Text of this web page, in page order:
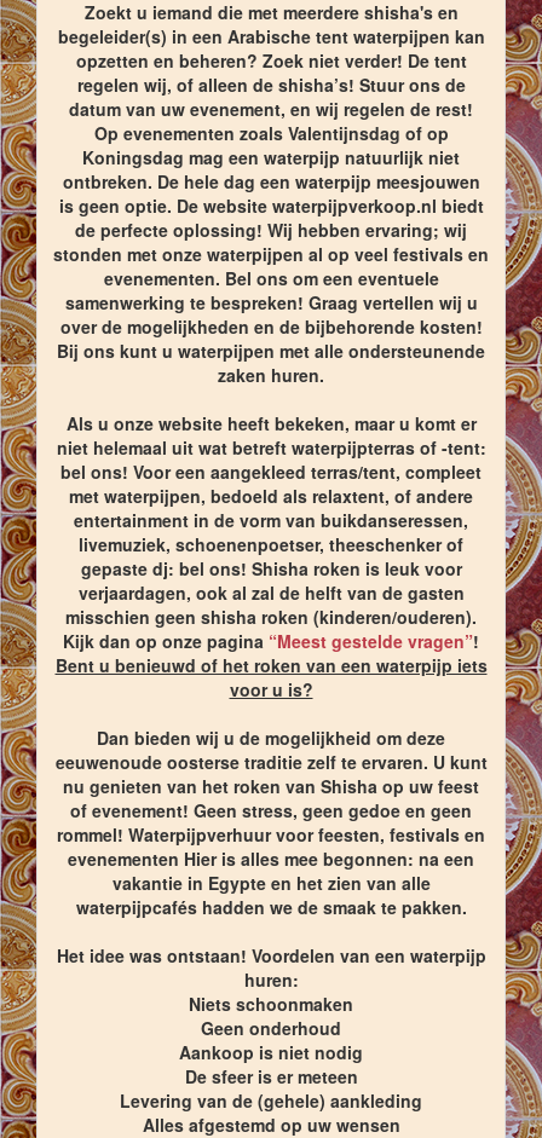
Zoekt u iemand die met meerdere shisha's en
begeleider(s) in een Arabische tent waterpijpen kan
opzetten en beheren? Zoek niet verder! De tent
regelen wij, of alleen de shisha’s! Stuur ons de
datum van uw evenement, en wij regelen de rest!
Op evenementen zoals Valentijnsdag of op
Koningsdag mag een waterpijp natuurlijk niet
ontbreken. De hele dag een waterpijp meesjouwen
is geen optie. De website waterpijpverkoop.nl biedt
de perfecte oplossing! Wij hebben ervaring; wij
stonden met onze waterpijpen al op veel festivals en
evenementen. Bel ons om een eventuele
samenwerking te bespreken! Graag vertellen wij u
over de mogelijkheden en de bijbehorende kosten!
Bij ons kunt u waterpijpen met alle ondersteunende
zaken huren.
Als u onze website heeft bekeken, maar u komt er
niet helemaal uit wat betreft waterpijpterras of -tent:
bel ons! Voor een aangekleed terras/tent, compleet
met waterpijpen, bedoeld als relaxtent, of andere
entertainment in de vorm van buikdanseressen,
livemuziek, schoenenpoetser, theeschenker of
gepaste dj: bel ons! Shisha roken is leuk voor
verjaardagen, ook al zal de helft van de gasten
misschien geen shisha roken (kinderen/ouderen).
Kijk dan op onze pagina “Meest gestelde vragen”!
Bent u benieuwd of het roken van een waterpijp iets
voor u is?
Dan bieden wij u de mogelijkheid om deze
eeuwenoude oosterse traditie zelf te ervaren. U kunt
nu genieten van het roken van Shisha op uw feest
of evenement! Geen stress, geen gedoe en geen
rommel! Waterpijpverhuur voor feesten, festivals en
evenementen Hier is alles mee begonnen: na een
vakantie in Egypte en het zien van alle
waterpijpcafés hadden we de smaak te pakken.
Het idee was ontstaan! Voordelen van een waterpijp
huren:
Niets schoonmaken
Geen onderhoud
Aankoop is niet nodig
De sfeer is er meteen
Levering van de (gehele) aankleding
Alles afgestemd op uw wensen